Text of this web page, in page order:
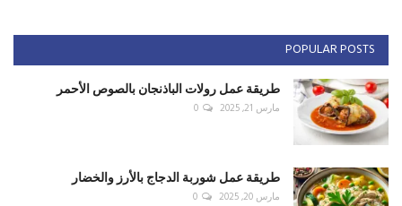
POPULAR POSTS
طريقة عمل رولات الباذنجان بالصوص الأحمر
مارس 21, 2025 0
طريقة عمل شوربة الدجاج بالأرز والخضار
مارس 20, 2025 0